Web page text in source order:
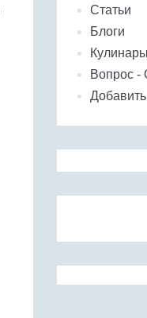
Статьи
Блоги
Кулинары
Вопрос -